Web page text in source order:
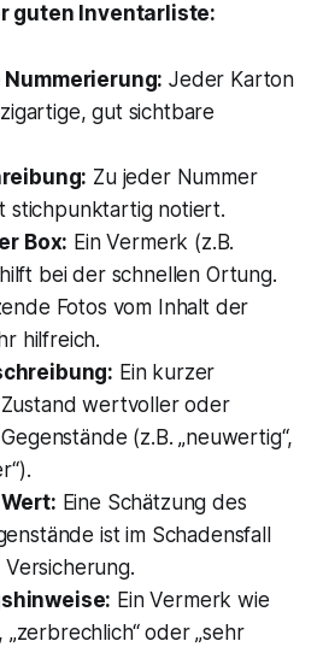
guten Inventarliste:
Jeder Karton
gut sichtbare
Zu jeder Nummer
stichpunktartig notiert.
Box: Ein Vermerk (z.B.
hilft bei der schnellen Ortung.
Fotos vom Inhalt der
hilfreich.
Ein kurzer
wertvoller oder
(z.B. „neuwertig“,
Eine Schätzung des
ist im Schadensfall
Ein Vermerk wie
„zerbrechlich“ oder „sehr